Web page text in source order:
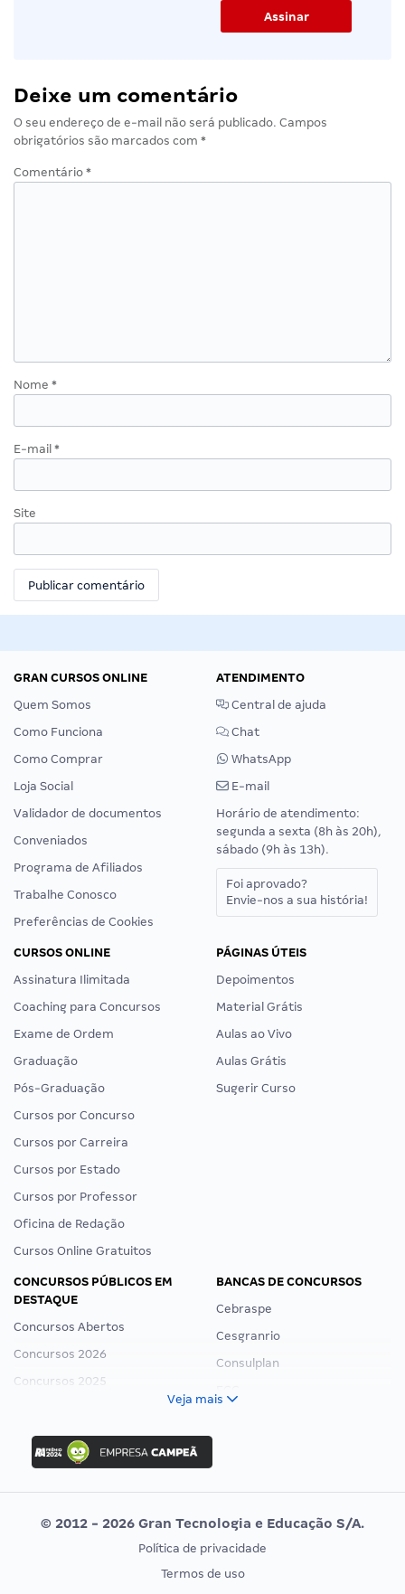
Deixe um comentário
O seu endereço de e-mail não será publicado. Campos
obrigatórios são marcados com *
Comentário *
Nome *
E-mail *
Site
GRAN CURSOS ONLINE
Quem Somos
Como Funciona
Como Comprar
Loja Social
Validador de documentos
Conveniados
Programa de Afiliados
Trabalhe Conosco
Preferências de Cookies
ATENDIMENTO
Central de ajuda
Chat
WhatsApp
E-mail
Horário de atendimento:
segunda a sexta (8h às 20h),
sábado (9h às 13h).
Foi aprovado?
Envie-nos a sua história!
CURSOS ONLINE
Assinatura Ilimitada
Coaching para Concursos
Exame de Ordem
Graduação
Pós-Graduação
Cursos por Concurso
Cursos por Carreira
Cursos por Estado
Cursos por Professor
Oficina de Redação
Cursos Online Gratuitos
PÁGINAS ÚTEIS
Depoimentos
Material Grátis
Aulas ao Vivo
Aulas Grátis
Sugerir Curso
CONCURSOS PÚBLICOS EM
DESTAQUE
Concursos Abertos
Concursos 2026
Concursos 2025
Concurso Ibama
Concurso MPU
Editais publicados
BANCAS DE CONCURSOS
Cebraspe
Cesgranrio
Consulplan
Vunesp
CONCURSOS POR PROFISSÃO
EXAME DE ORDEM
Veja mais
© 2012 - 2026 Gran Tecnologia e Educação S/A.
Política de privacidade
Termos de uso